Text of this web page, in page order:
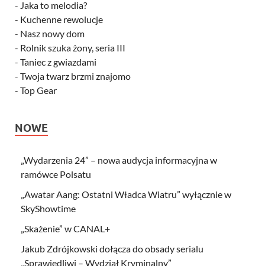
- Jaka to melodia?
- Kuchenne rewolucje
- Nasz nowy dom
- Rolnik szuka żony, seria III
- Taniec z gwiazdami
- Twoja twarz brzmi znajomo
- Top Gear
NOWE
„Wydarzenia 24” – nowa audycja informacyjna w
ramówce Polsatu
„Awatar Aang: Ostatni Władca Wiatru” wyłącznie w
SkyShowtime
„Skażenie” w CANAL+
Jakub Zdrójkowski dołącza do obsady serialu
„Sprawiedliwi – Wydział Kryminalny”